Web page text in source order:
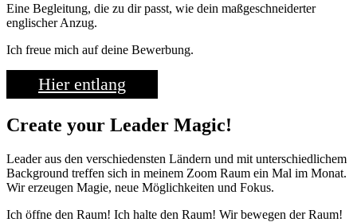
Eine Begleitung, die zu dir passt, wie dein maßgeschneiderter
englischer Anzug.
Ich freue mich auf deine Bewerbung.
Hier entlang
Create your Leader Magic!
Leader aus den verschiedensten Ländern und mit unterschiedlichem
Background treffen sich in meinem Zoom Raum ein Mal im Monat.
Wir erzeugen Magie, neue Möglichkeiten und Fokus.
Ich öffne den Raum! Ich halte den Raum! Wir bewegen der Raum!